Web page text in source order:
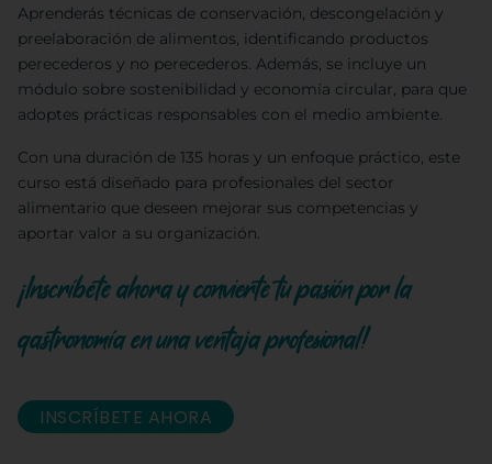
Aprenderás técnicas de conservación, descongelación y
preelaboración de alimentos, identificando productos
perecederos y no perecederos. Además, se incluye un
módulo sobre sostenibilidad y economía circular, para que
adoptes prácticas responsables con el medio ambiente.
Con una duración de 135 horas y un enfoque práctico, este
curso está diseñado para profesionales del sector
alimentario que deseen mejorar sus competencias y
aportar valor a su organización.
¡Inscríbete ahora y convierte tu pasión por la
gastronomía en una ventaja profesional!
INSCRÍBETE AHORA